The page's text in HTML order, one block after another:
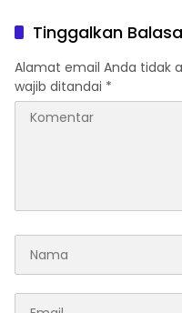
Tinggalkan
Alamat email Anda tidak
wajib ditandai *